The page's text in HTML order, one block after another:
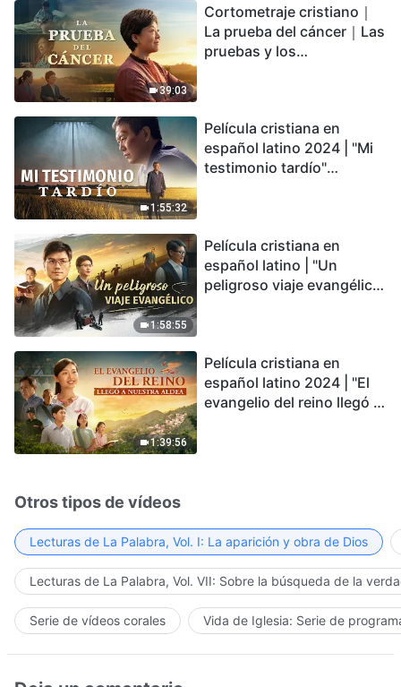
encontrarás refugio?
39:03
Cortometraje cristiano｜
La prueba del cáncer｜Las
pruebas y los
1:55:32
Película cristiana en
español latino 2024 | "Mi
testimonio tardío"
conmovedor
1:58:55
Película cristiana en
español latino | "Un
peligroso viaje evangélico"
1:39:56
Película cristiana en
español latino 2024 | "El
evangelio del reino llegó a
Otros tipos de vídeos
Lecturas de La Palabra, Vol. I: La aparición y obra de Dios
Lecturas de La Palabra, Vol. VII: Sobre la búsqueda de la
Serie de vídeos corales Vida de Iglesia: Serie de